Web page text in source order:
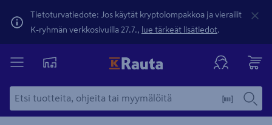
Tietoturvatiedote: Jos käytät kryptolompakkoa ja vierailit
K-ryhmän verkkosivuilla 27.7., lue tärkeät lisätiedot.